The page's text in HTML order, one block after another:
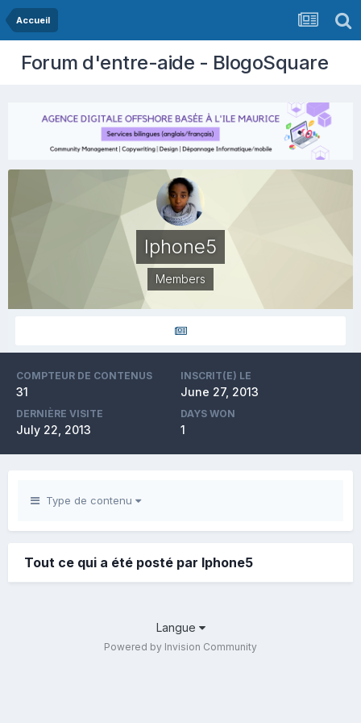
Accueil
Forum d'entre-aide - BlogoSquare
Iphone5
Members
COMPTEUR DE CONTENUS
31
INSCRIT(E) LE
June 27, 2013
DERNIÈRE VISITE
July 22, 2013
DAYS WON
1
Type de contenu
Tout ce qui a été posté par Iphone5
Langue
Powered by Invision Community